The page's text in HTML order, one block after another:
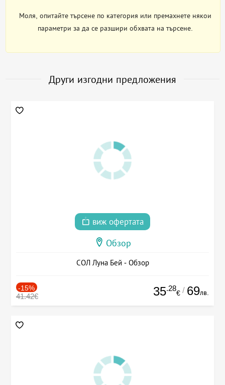
Моля, опитайте търсене по категория или премахнете някои
параметри за да се разшири обхвата на търсене.
Други изгодни предложения
виж офертата
Обзор
СОЛ Луна Бей - Обзор
-15%
41.42€ 35.28
€ / 69лв.